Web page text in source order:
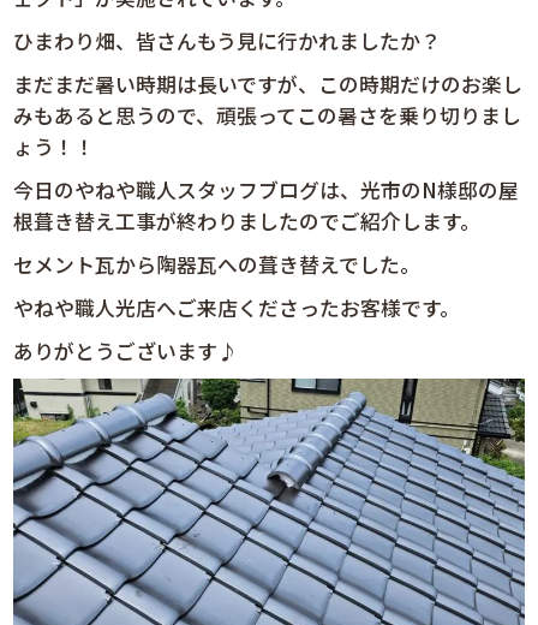
ひまわり畑、皆さんもう見に行かれましたか？
まだまだ暑い時期は長いですが、この時期だけのお楽し
みもあると思うので、頑張ってこの暑さを乗り切りまし
ょう！！
今日のやねや職人スタッフブログは、光市のN様邸の屋
根葺き替え工事が終わりましたのでご紹介します。
セメント瓦から陶器瓦への葺き替えでした。
やねや職人光店へご来店くださったお客様です。
ありがとうございます♪